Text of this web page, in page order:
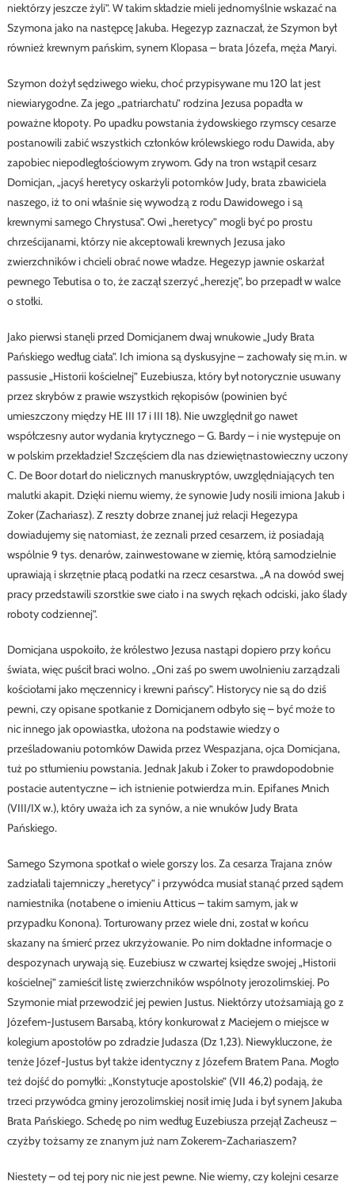
niektórzy jeszcze żyli”. W takim składzie mieli jednomyślnie wskazać na
Szymona jako na następcę Jakuba. Hegezyp zaznaczał, że Szymon był
również krewnym pańskim, synem Klopasa – brata Józefa, męża Maryi.
Szymon dożył sędziwego wieku, choć przypisywane mu 120 lat jest
niewiarygodne. Za jego „patriarchatu” rodzina Jezusa popadła w
poważne kłopoty. Po upadku powstania żydowskiego rzymscy cesarze
postanowili zabić wszystkich członków królewskiego rodu Dawida, aby
zapobiec niepodległościowym zrywom. Gdy na tron wstąpił cesarz
Domicjan, „jacyś heretycy oskarżyli potomków Judy, brata zbawiciela
naszego, iż to oni właśnie się wywodzą z rodu Dawidowego i są
krewnymi samego Chrystusa”. Owi „heretycy” mogli być po prostu
chrześcijanami, którzy nie akceptowali krewnych Jezusa jako
zwierzchników i chcieli obrać nowe władze. Hegezyp jawnie oskarżał
pewnego Tebutisa o to, że zaczął szerzyć „herezję”, bo przepadł w walce
o stołki.
Jako pierwsi stanęli przed Domicjanem dwaj wnukowie „Judy Brata
Pańskiego według ciała”. Ich imiona są dyskusyjne – zachowały się m.in. w
passusie „Historii kościelnej” Euzebiusza, który był notorycznie usuwany
przez skrybów z prawie wszystkich rękopisów (powinien być
umieszczony między HE III 17 i III 18). Nie uwzględnił go nawet
współczesny autor wydania krytycznego – G. Bardy – i nie występuje on
w polskim przekładzie! Szczęściem dla nas dziewiętnastowieczny uczony
C. De Boor dotarł do nielicznych manuskryptów, uwzględniających ten
malutki akapit. Dzięki niemu wiemy, że synowie Judy nosili imiona Jakub i
Zoker (Zachariasz). Z reszty dobrze znanej już relacji Hegezypa
dowiadujemy się natomiast, że zeznali przed cesarzem, iż posiadają
wspólnie 9 tys. denarów, zainwestowane w ziemię, którą samodzielnie
uprawiają i skrzętnie płacą podatki na rzecz cesarstwa. „A na dowód swej
pracy przedstawili szorstkie swe ciało i na swych rękach odciski, jako ślady
roboty codziennej”.
Domicjana uspokoiło, że królestwo Jezusa nastąpi dopiero przy końcu
świata, więc puścił braci wolno. „Oni zaś po swem uwolnieniu zarządzali
kościołami jako męczennicy i krewni pańscy”. Historycy nie są do dziś
pewni, czy opisane spotkanie z Domicjanem odbyło się – być może to
nic innego jak opowiastka, ułożona na podstawie wiedzy o
prześladowaniu potomków Dawida przez Wespazjana, ojca Domicjana,
tuż po stłumieniu powstania. Jednak Jakub i Zoker to prawdopodobnie
postacie autentyczne – ich istnienie potwierdza m.in. Epifanes Mnich
(VIII/IX w.), który uważa ich za synów, a nie wnuków Judy Brata
Pańskiego.
Samego Szymona spotkał o wiele gorszy los. Za cesarza Trajana znów
zadziałali tajemniczy „heretycy” i przywódca musiał stanąć przed sądem
namiestnika (notabene o imieniu Atticus – takim samym, jak w
przypadku Konona). Torturowany przez wiele dni, został w końcu
skazany na śmierć przez ukrzyżowanie. Po nim dokładne informacje o
despozynach urywają się. Euzebiusz w czwartej księdze swojej „Historii
kościelnej” zamieścił listę zwierzchników wspólnoty jerozolimskiej. Po
Szymonie miał przewodzić jej pewien Justus. Niektórzy utożsamiają go z
Józefem-Justusem Barsabą, który konkurował z Maciejem o miejsce w
kolegium apostołów po zdradzie Judasza (Dz 1,23). Niewykluczone, że
tenże Józef-Justus był także identyczny z Józefem Bratem Pana. Mogło
też dojść do pomyłki: „Konstytucje apostolskie” (VII 46,2) podają, że
trzeci przywódca gminy jerozolimskiej nosił imię Juda i był synem Jakuba
Brata Pańskiego. Schedę po nim według Euzebiusza przejął Zacheusz –
czyżby tożsamy ze znanym już nam Zokerem-Zachariaszem?
Niestety – od tej pory nic nie jest pewne. Nie wiemy, czy kolejni cesarze